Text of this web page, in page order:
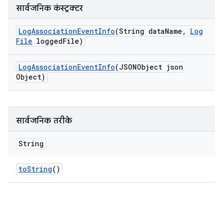
सार्वजनिक कंस्ट्रक्टर
LogAssociationEventInfo(String dataName ,
Log
File loggedFile)
LogAssociationEventInfo(JSONObject json
Object)
सार्वजनिक तरीके
String
toString()